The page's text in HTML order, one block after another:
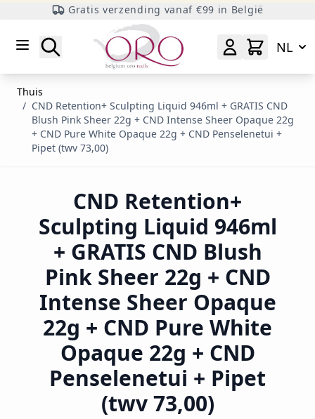
Gratis verzending vanaf €99 in België
Zoeken
NL
Thuis
/ CND Retention+ Sculpting Liquid 946ml + GRATIS CND
Blush Pink Sheer 22g + CND Intense Sheer Opaque 22g
+ CND Pure White Opaque 22g + CND Penselenetui +
Pipet (twv 73,00)
CND Retention+
Sculpting Liquid 946ml
+ GRATIS CND Blush
Pink Sheer 22g + CND
Intense Sheer Opaque
22g + CND Pure White
Opaque 22g + CND
Penselenetui + Pipet
(twv 73,00)